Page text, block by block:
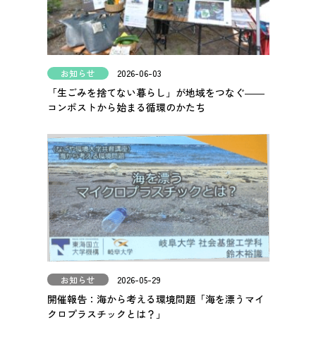
「生ごみを捨てない暮らし」が地域をつなぐ――
コンポストから始まる循環のかたち
お知らせ 2026-06-03
開催報告：海から考える環境問題「海を漂うマイ
クロプラスチックとは？」
お知らせ 2026-05-29